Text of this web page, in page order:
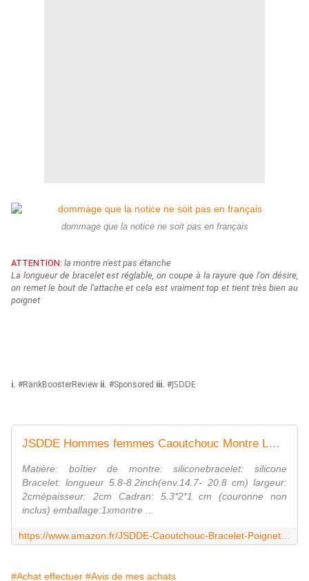
dommage que la notice ne soit pas en français
ATTENTION: la montre n'est pas étanche
La longueur de bracelet est réglable, on coupe à la rayure que l'on désire,
on remet le bout de l'attache et cela est vraiment top et tient très bien au
poignet
i. #RankBoosterReview ii. #Sponsored iii. #JSDDE
JSDDE Hommes femmes Caoutchouc Montre LED Date Bracelet Poignet Numérique Montre de sport
Matière: boîtier de montre: siliconebracelet: silicone
Bracelet: longueur 5.8-8.2inch(env.14.7- 20.8 cm) largeur:
2cmépaisseur: 2cm Cadran: 5.3*2*1 cm (couronne non
inclus) emballage:1xmontre ...
#Achat effectuer #Avis de mes achats